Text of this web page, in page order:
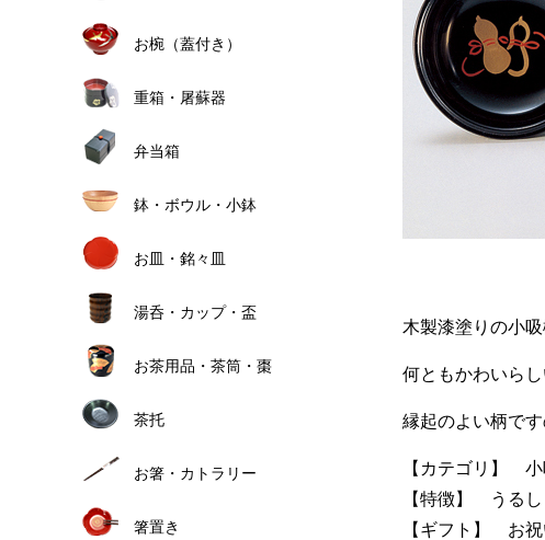
お椀（蓋付き）
重箱・屠蘇器
弁当箱
鉢・ボウル・小鉢
お皿・銘々皿
湯呑・カップ・盃
お茶用品・茶筒・棗
茶托
お箸・カトラリー
箸置き
木製漆塗りの小
何ともかわいら
縁起のよい柄で
【カテゴリ】 小
【特徴】 うる
【ギフト】 お